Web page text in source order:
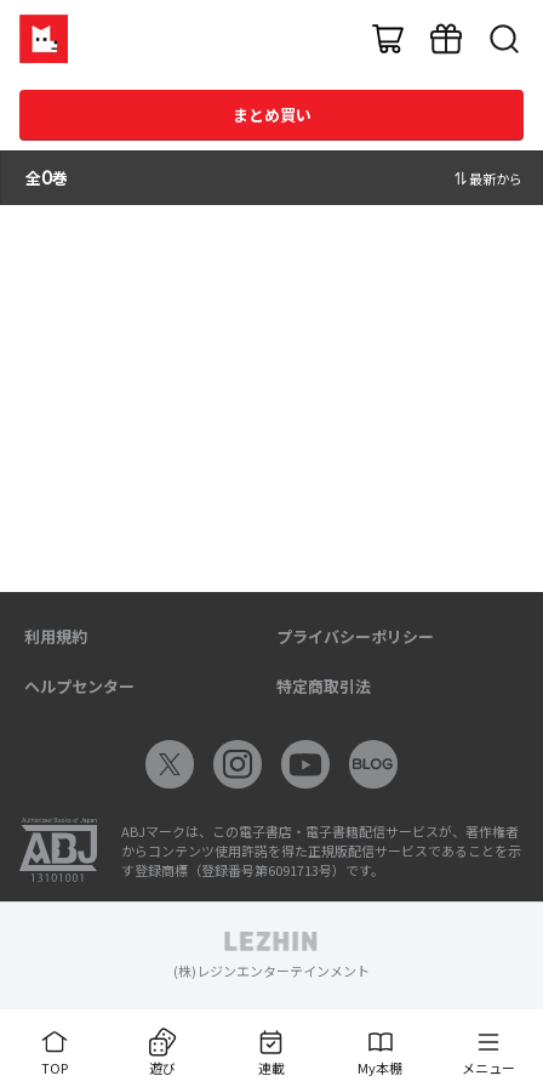
まとめ買い
全0巻 最新から
TOP 遊び 連載 My本棚 メニュー
利用規約 プライバシーポリシー
ヘルプセンター 特定商取引法
ABJマークは、この電子書店・電子書籍配信サービスが、著作権者
からコンテンツ使用許諾を得た正規版配信サービスであることを示
す登録商標（登録番号第6091713号）です。
(株)レジンエンターテインメント